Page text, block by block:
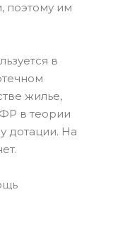
поэтому им
в
жилье,
в теории
дотации. На